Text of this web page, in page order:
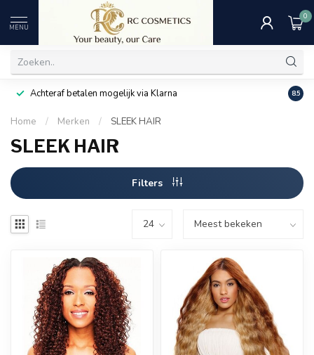
MENU
0
Achteraf betalen mogelijk via Klarna 8.5
Home / Merken / SLEEK HAIR
SLEEK HAIR
Filters